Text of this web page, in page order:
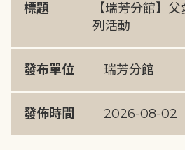
標題
【瑞芳分館】
列活動
發布單位 瑞芳分館
發佈時間 2026-08-02